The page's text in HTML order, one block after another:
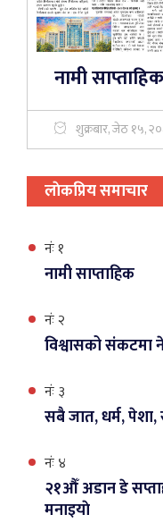
नामी
शुक्रबार, जेठ १५,
लाेकप्रिय समाचार
नंः १
नामी साप्ताहिक
नंः २
विश्वासको संकटमा
नंः ३
सबै जात, धर्म,
नंः ४
२१औँ अडान डे
मनाइयाे